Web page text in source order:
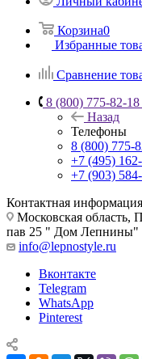
Корзина0
Избранные
Сравнение
8 (800) 775-82-18
Назад
Телефоны
8 (800) 775-
+7 (495)
+7 (903)
Контактная информация
Московская область,
пав 25 " Дом Лепнины"
info@lepnostyle.ru
Вконтакте
Telegram
WhatsApp
Pinterest